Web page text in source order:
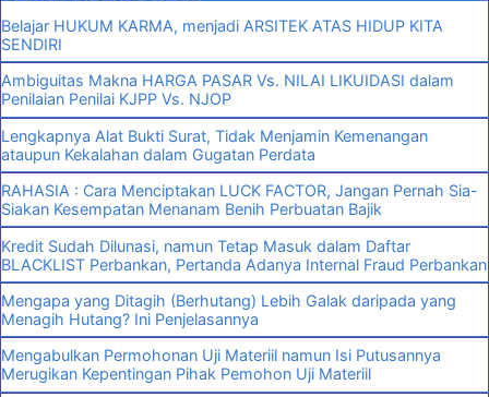
Belajar HUKUM KARMA, menjadi ARSITEK ATAS HIDUP KITA
SENDIRI
Ambiguitas Makna HARGA PASAR Vs. NILAI LIKUIDASI dalam
Penilaian Penilai KJPP Vs. NJOP
Lengkapnya Alat Bukti Surat, Tidak Menjamin Kemenangan
ataupun Kekalahan dalam Gugatan Perdata
RAHASIA : Cara Menciptakan LUCK FACTOR, Jangan Pernah Sia-
Siakan Kesempatan Menanam Benih Perbuatan Bajik
Kredit Sudah Dilunasi, namun Tetap Masuk dalam Daftar
BLACKLIST Perbankan, Pertanda Adanya Internal Fraud Perbankan
Mengapa yang Ditagih (Berhutang) Lebih Galak daripada yang
Menagih Hutang? Ini Penjelasannya
Mengabulkan Permohonan Uji Materiil namun Isi Putusannya
Merugikan Kepentingan Pihak Pemohon Uji Materiil